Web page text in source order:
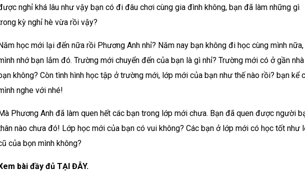
nghỉ khá lâu như vậy bạn có đi đâu chơi cùng gia đình không, bạn đã làm những gì
kỳ nghỉ hè vừa rồi vậy?
học mới lại đến nữa rồi Phương Anh nhỉ? Năm nay bạn không đi học cùng mình nữa,
nhớ bạn lắm đó. Trường mới chuyển đến của bạn là gì nhỉ? Trường mới có ở gần nhà
không? Còn tình hình học tập ở trường mới, lớp mới của bạn như thế nào rồi? bạn kể
nghe với nhé!
Phương Anh đã làm quen hết các bạn trong lớp mới chưa. Bạn đã quen được người
nào chưa đó! Lớp học mới của bạn có vui không? Các bạn ở lớp mới có học tốt như
của bọn mình không?
bài đầy đủ TẠI ĐÂY.